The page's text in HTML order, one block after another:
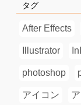
タグ
After Effects
Illustrator
photoshop
アイコン